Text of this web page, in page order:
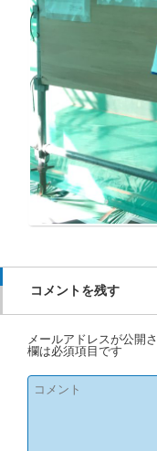
コメントを残す
メールアドレスが公開
欄は必須項目です